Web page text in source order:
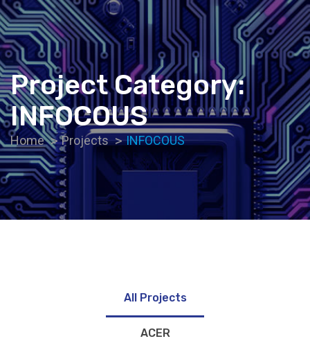
Project Category:
INFOCOUS
Home Projects INFOCOUS
All Projects
ACER